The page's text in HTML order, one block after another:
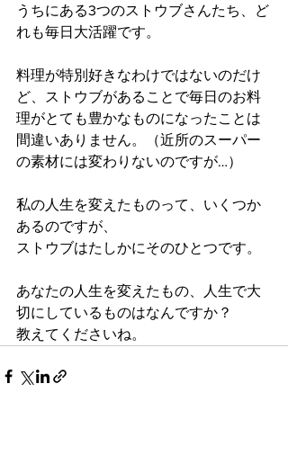
うちにある3つのストウブさんたち、ど
れも毎日大活躍です。
料理が特別好きなわけではないのだけ
ど、ストウブがあることで毎日のお料
理がとても豊かなものになったことは
間違いありません。（近所のスーパー
の素材には変わりないのですが…）
私の人生を変えたものって、いくつか
あるのですが、
ストウブはたしかにそのひとつです。
あなたの人生を変えたもの、人生で大
切にしているものはなんですか？
教えてくださいね。